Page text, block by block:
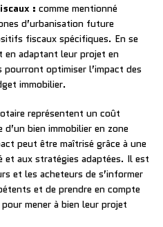
: comme mentionné
d’urbanisation future
fiscaux spécifiques. En se
en adaptant leur projet en
optimiser l’impact des
immobilier.
représentent un coût
bien immobilier en zone
peut être maîtrisé grâce à une
et aux stratégies adaptées. Il est
et les acheteurs de s’informer
et de prendre en compte
mener à bien leur projet